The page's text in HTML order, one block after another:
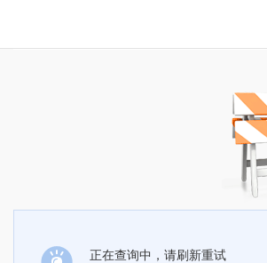
正在查询中，请刷新重试